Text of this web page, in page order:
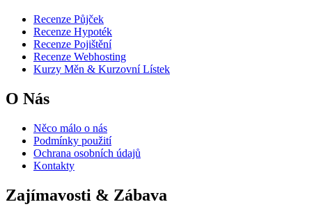
Recenze Půjček
Recenze Hypoték
Recenze Pojištění
Recenze Webhosting
Kurzy Měn & Kurzovní Lístek
O Nás
Něco málo o nás
Podmínky použití
Ochrana osobních údajů
Kontakty
Zajímavosti & Zábava